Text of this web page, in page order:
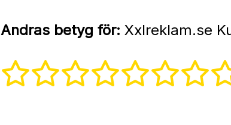
Andras betyg för: Xxlreklam.se